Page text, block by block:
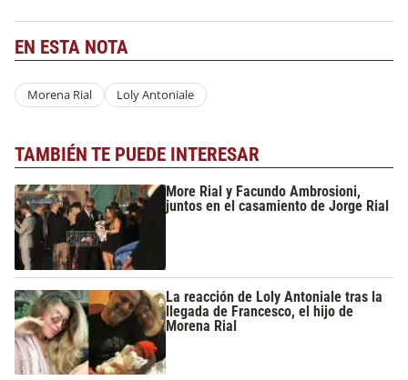
EN ESTA NOTA
Morena Rial Loly Antoniale
TAMBIÉN TE PUEDE INTERESAR
More Rial y Facundo Ambrosioni,
juntos en el casamiento de Jorge Rial
La reacción de Loly Antoniale tras la
llegada de Francesco, el hijo de
Morena Rial